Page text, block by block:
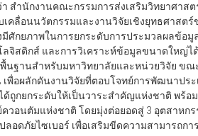
สำนักงานคณะกรรมการส่งเสริมวิทยาศาส
เคลื่อนนวัตกรรมและงานวิจัยเชิงยุทธศาสต
ศักยภาพในการยกระดับการประมวลผลข้อ
จิสติกส์ และการวิเคราะห์ข้อมูลขนาดใหญ่ไ
นฐานสำหรับมหาวิทยาลัยและหน่วยวิจัย ขณ
พื่อผลักดันงานวิจัยที่ตอบโจทย์การพัฒนาปร
ถูกยกระดับให้เป็นวาระสำคัญแห่งชาติ พร้อ
วอนตัมแห่งชาติ โดยมุ่งต่อยอดสู่ 3 อุตสาหก
อดภัยไซเบอร์ เพื่อเสริมขีดความสามารถก